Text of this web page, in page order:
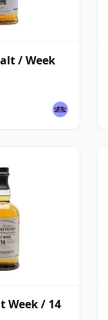
/ Week
Week / 14